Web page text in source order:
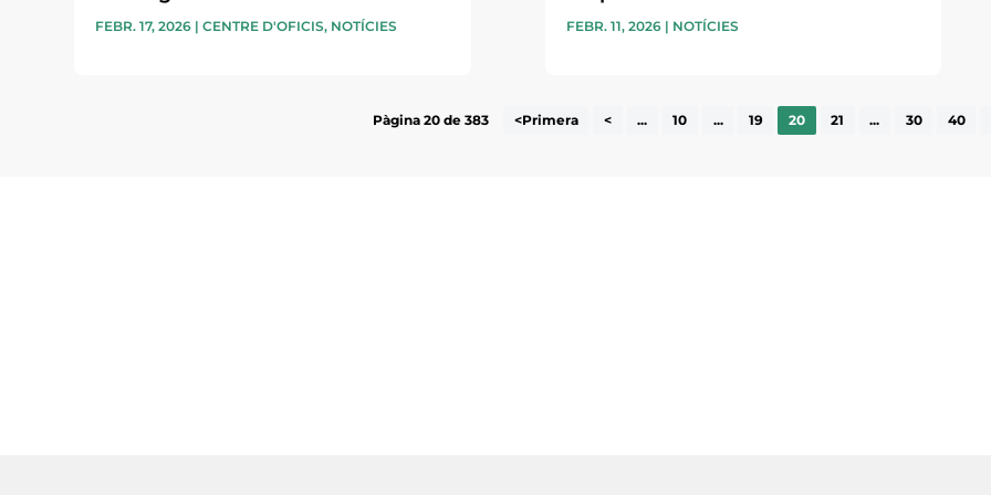
FEBR. 17, 2026 |CENTRE D'OFICIS, NOTÍCIES FEBR. 11, 2026| NOTÍCIES
Pàgina 20 de 383 <Primera < ... 10 ... 19 20 21 ... 30 40